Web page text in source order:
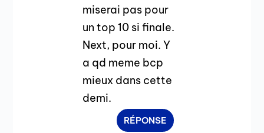
miserai pas pour
un top 10 si finale.
Next, pour moi. Y
a qd meme bcp
mieux dans cette
demi.
RÉPONSE